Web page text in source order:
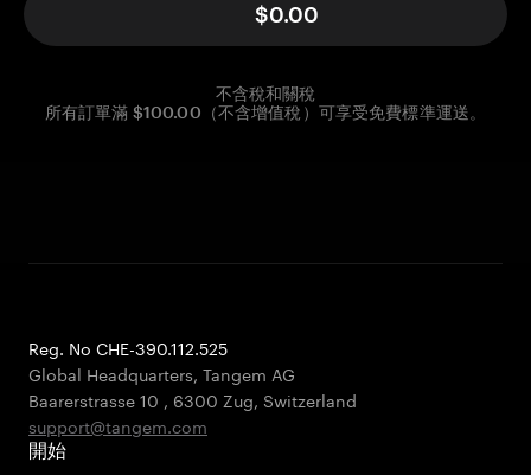
$0.00
不含稅和關稅
所有訂單滿 $100.00（不含增值稅）可享受免費標準運送。
Reg. No CHE-390.112.525
Global Headquarters, Tangem AG
Baarerstrasse 10 , 6300 Zug, Switzerland
support@tangem.com
開始